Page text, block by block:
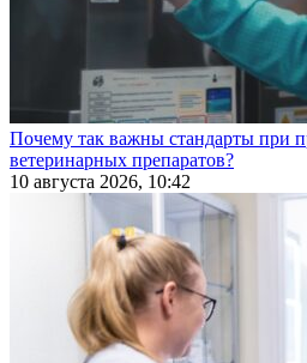
Почему так важны стандарты при
ветеринарных препаратов?
10 августа 2026, 10:42